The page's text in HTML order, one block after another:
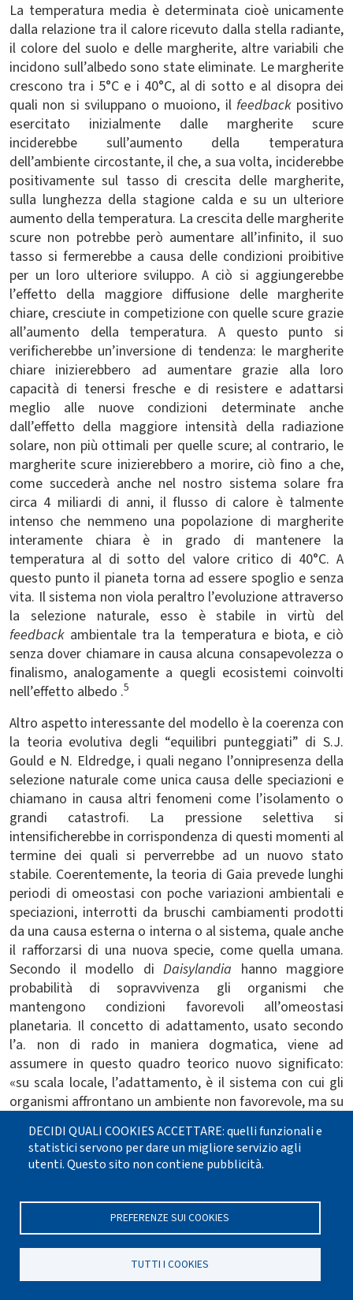
La temperatura media è determinata cioè unicamente
dalla relazione tra il calore ricevuto dalla stella radiante,
il colore del suolo e delle margherite, altre variabili che
incidono sull’albedo sono state eliminate. Le margherite
crescono tra i 5°C e i 40°C, al di sotto e al disopra dei
quali non si sviluppano o muoiono, il feedbackpositivo
esercitato inizialmente dalle margherite scure
inciderebbe sull’aumento della temperatura
dell’ambiente circostante, il che, a sua volta, inciderebbe
positivamente sul tasso di crescita delle margherite,
sulla lunghezza della stagione calda e su un ulteriore
aumento della temperatura. La crescita delle margherite
scure non potrebbe però aumentare all’infinito, il suo
tasso si fermerebbe a causa delle condizioni proibitive
per un loro ulteriore sviluppo. A ciò si aggiungerebbe
l’effetto della maggiore diffusione delle margherite
chiare, cresciute in competizione con quelle scure grazie
all’aumento della temperatura. A questo punto si
verificherebbe un’inversione di tendenza: le margherite
chiare inizierebbero ad aumentare grazie alla loro
capacità di tenersi fresche e di resistere e adattarsi
meglio alle nuove condizioni determinate anche
dall’effetto della maggiore intensità della radiazione
solare, non più ottimali per quelle scure; al contrario, le
margherite scure inizierebbero a morire, ciò fino a che,
come succederà anche nel nostro sistema solare fra
circa 4 miliardi di anni, il flusso di calore è talmente
intenso che nemmeno una popolazione di margherite
interamente chiara è in grado di mantenere la
temperatura al di sotto del valore critico di 40°C. A
questo punto il pianeta torna ad essere spoglio e senza
vita. Il sistema non viola peraltro l’evoluzione attraverso
la selezione naturale, esso è stabile in virtù del
feedback ambientale tra la temperatura e biota, e ciò
senza dover chiamare in causa alcuna consapevolezza o
finalismo, analogamente a quegli ecosistemi coinvolti
nell’effetto albedo .5
Altro aspetto interessante del modello è la coerenza con
la teoria evolutiva degli “equilibri punteggiati” di S.J.
Gould e N. Eldredge, i quali negano l’onnipresenza della
selezione naturale come unica causa delle speciazioni e
chiamano in causa altri fenomeni come l’isolamento o
grandi catastrofi. La pressione selettiva si
intensificherebbe in corrispondenza di questi momenti al
termine dei quali si perverrebbe ad un nuovo stato
stabile. Coerentemente, la teoria di Gaia prevede lunghi
periodi di omeostasi con poche variazioni ambientali e
speciazioni, interrotti da bruschi cambiamenti prodotti
da una causa esterna o interna o al sistema, quale anche
il rafforzarsi di una nuova specie, come quella umana.
Secondo il modello di Daisylandia hanno maggiore
probabilità di sopravvivenza gli organismi che
mantengono condizioni favorevoli all’omeostasi
planetaria. Il concetto di adattamento, usato secondo
l’a. non di rado in maniera dogmatica, viene ad
assumere in questo quadro teorico nuovo significato:
«su scala locale, l’adattamento, è il sistema con cui gli
organismi affrontano un ambiente non favorevole, ma su
ambiente è così stretto che il concetto di adattamento
— concetto che, come si è visto, è in odore di petizione
di principio — non ha ragione di esistere» (p. 48).
Con queste considerazioni si conclude la parte dedicata
alla teoria nella sua formulazione generale. Nei capitoli
successivi Lovelock ricostruisce l’evoluzione del nostro
pianeta alla luce del nuovo paradigma geofisiologico,
ipotizzando alcuni “meccanismi gaiani”, in cui interviene
DECIDI QUALI COOKIES ACCETTARE: quelli funzionali e
statistici servono per dare un migliore servizio agli
utenti. Questo sito non contiene pubblicità.
PREFERENZE SUI COOKIES
TUTTI I COOKIES